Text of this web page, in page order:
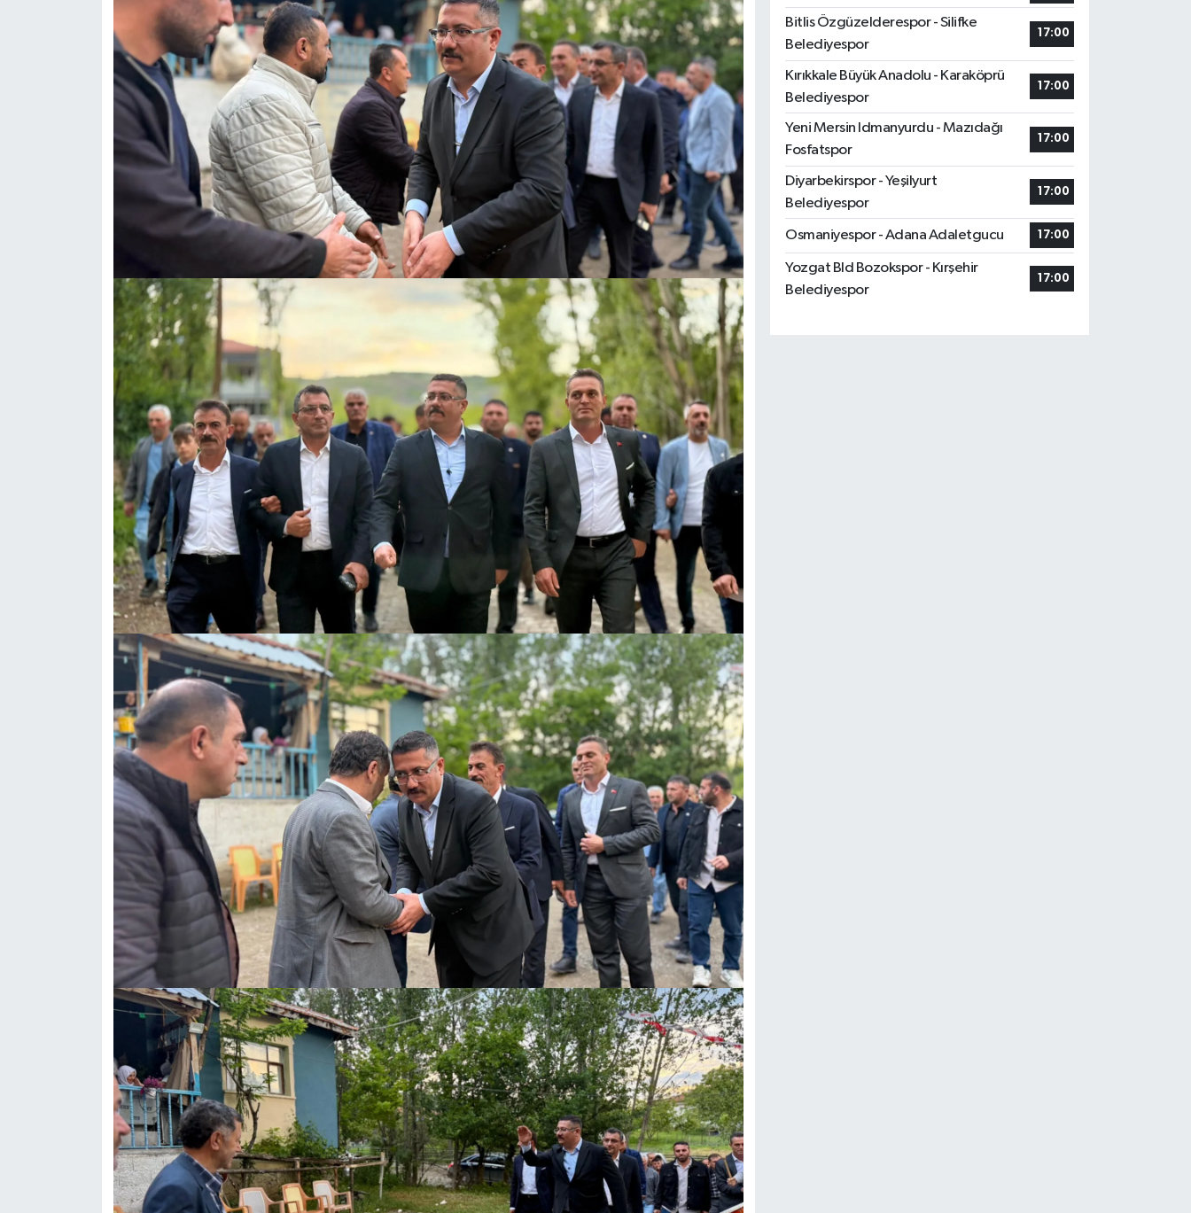
Bitlis Özgüzelderespor - Silifke
Belediyespor
17:00
Kırıkkale Büyük Anadolu - Karaköprü
Belediyespor
17:00
Yeni Mersin Idmanyurdu - Mazıdağı
Fosfatspor
17:00
Diyarbekirspor - Yeşilyurt
Belediyespor
17:00
Osmaniyespor - Adana Adaletgucu 17:00
Yozgat Bld Bozokspor - Kırşehir
Belediyespor
17:00